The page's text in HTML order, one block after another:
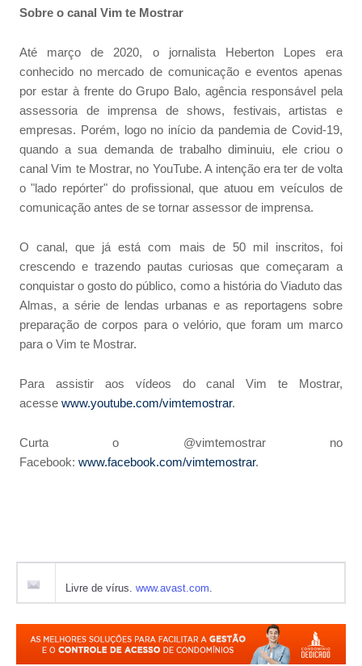
Sobre o canal Vim te Mostrar
Até março de 2020, o jornalista Heberton Lopes era
conhecido no mercado de comunicação e eventos apenas
por estar à frente do Grupo Balo, agência responsável pela
assessoria de imprensa de shows, festivais, artistas e
empresas. Porém, logo no início da pandemia de Covid-19,
quando a sua demanda de trabalho diminuiu, ele criou o
canal Vim te Mostrar, no YouTube. A intenção era ter de volta
o "lado repórter" do profissional, que atuou em veículos de
comunicação antes de se tornar assessor de imprensa.
O canal, que já está com mais de 50 mil inscritos, foi
crescendo e trazendo pautas curiosas que começaram a
conquistar o gosto do público, como a história do Viaduto das
Almas, a série de lendas urbanas e as reportagens sobre
preparação de corpos para o velório, que foram um marco
para o Vim te Mostrar.
Para assistir aos vídeos do canal Vim te Mostrar,
acesse www.youtube.com/vimtemostrar.
Curta o @vimtemostrar no
Facebook: www.facebook.com/vimtemostrar.
Livre de vírus. www.avast.com